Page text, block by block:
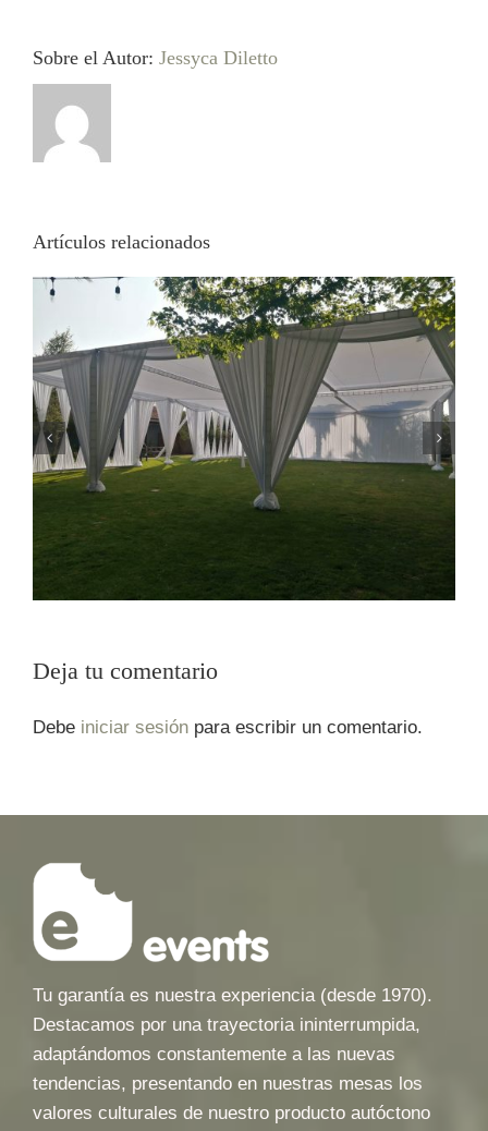
Sobre el Autor: Jessyca Diletto
Artículos relacionados
¿Cuánto vale una carpa para eventos?
La guía definitiva
Deja tu comentario
Debe iniciar sesión para escribir un comentario.
Tu garantía es nuestra experiencia (desde 1970).
Destacamos por una trayectoria ininterrumpida,
adaptándomos constantemente a las nuevas
tendencias, presentando en nuestras mesas los
valores culturales de nuestro producto autóctono